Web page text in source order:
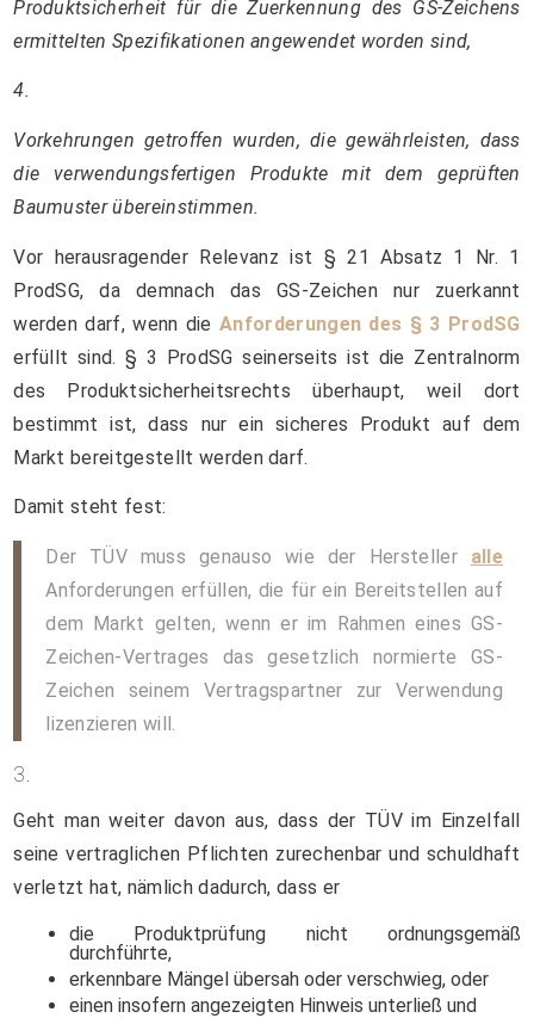
Produktsicherheit für die Zuerkennung des GS-Zeichens
ermittelten Spezifikationen angewendet worden sind,
4.
Vorkehrungen getroffen wurden, die gewährleisten, dass
die verwendungsfertigen Produkte mit dem geprüften
Baumuster übereinstimmen.
Vor herausragender Relevanz ist § 21 Absatz 1 Nr. 1
ProdSG, da demnach das GS-Zeichen nur zuerkannt
werden darf, wenn dieAnforderungen des § 3 ProdSG
erfüllt sind. § 3 ProdSG seinerseits ist die Zentralnorm
des Produktsicherheitsrechts überhaupt, weil dort
bestimmt ist, dass nur ein sicheres Produkt auf dem
Markt bereitgestellt werden darf.
Damit steht fest:
Der TÜV muss genauso wie der Hersteller alle
Anforderungen erfüllen, die für ein Bereitstellen auf
dem Markt gelten, wenn er im Rahmen eines GS-
Zeichen-Vertrages das gesetzlich normierte GS-
Zeichen seinem Vertragspartner zur Verwendung
lizenzieren will.
3.
Geht man weiter davon aus, dass der TÜV im Einzelfall
seine vertraglichen Pflichten zurechenbar und schuldhaft
verletzt hat, nämlich dadurch, dass er
die Produktprüfung nicht ordnungsgemäß
durchführte,
erkennbare Mängel übersah oder verschwieg, oder
einen insofern angezeigten Hinweis unterließ und